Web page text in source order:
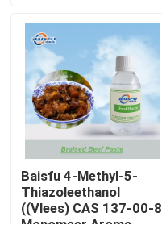
Thuis
Producten
Video's
cosmetica
Baisfu 4-Methyl-5-
Thiazoleethanol
((Vlees) CAS 137-00-8